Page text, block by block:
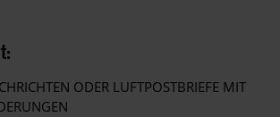
ODER LUFTPOSTBRIEFE MIT